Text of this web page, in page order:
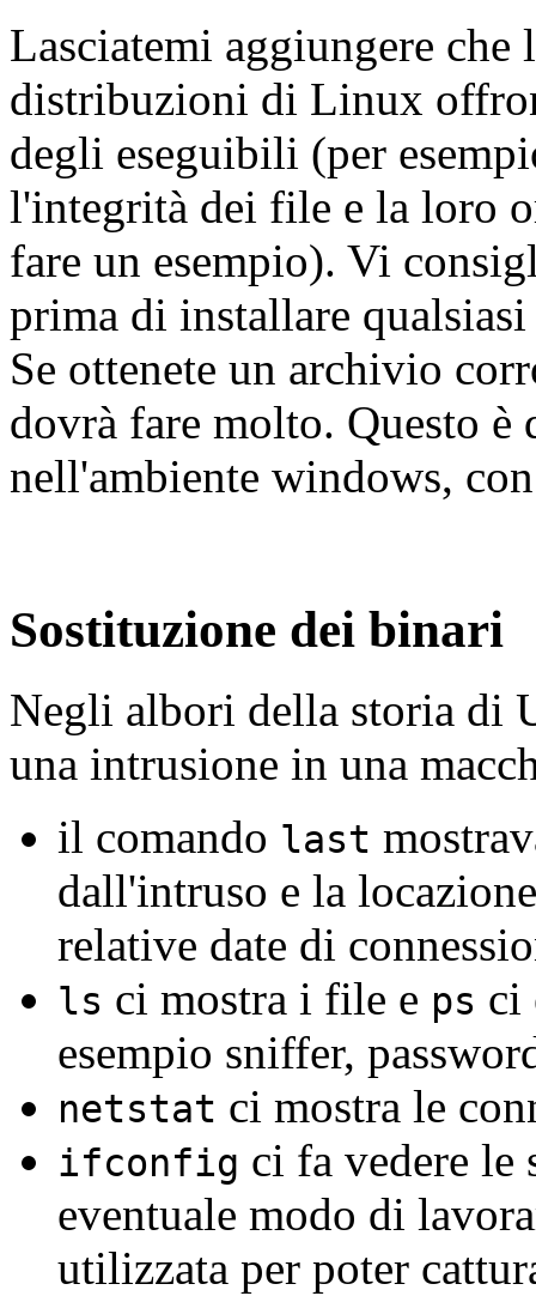
Lasciatemi aggiungere che
distribuzioni di Linux
degli eseguibili (per
l'integrità dei file e la loro
fare un esempio). Vi
prima di installare
Se ottenete un archivio
dovrà fare molto. Questo è
nell'ambiente windows,
Sostituzione dei binari
Negli albori della storia di
una intrusione in una
il comando last
dall'intruso e la
relative date di
ls ci mostra i file e ps ci
esempio sniffer,
netstat ci mostra le
ifconfig ci fa vedere le
eventuale modo di
utilizzata per poter